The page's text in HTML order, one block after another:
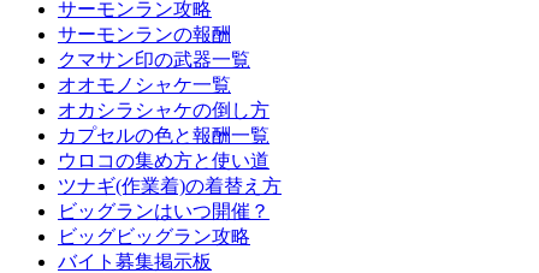
サーモンラン攻略
サーモンランの報酬
クマサン印の武器一覧
オオモノシャケ一覧
オカシラシャケの倒し方
カプセルの色と報酬一覧
ウロコの集め方と使い道
ツナギ(作業着)の着替え方
ビッグランはいつ開催？
ビッグビッグラン攻略
バイト募集掲示板